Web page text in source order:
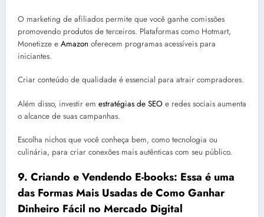
O marketing de afiliados permite que você ganhe comissões
promovendo produtos de terceiros. Plataformas como Hotmart,
Monetizze e Amazon oferecem programas acessíveis para
iniciantes.
Criar conteúdo de qualidade é essencial para atrair compradores.
Além disso, investir em estratégias de SEO e redes sociais aumenta
o alcance de suas campanhas.
Escolha nichos que você conheça bem, como tecnologia ou
culinária, para criar conexões mais autênticas com seu público.
9. Criando e Vendendo E-books: Essa é uma
das Formas Mais Usadas de Como Ganhar
Dinheiro Fácil no Mercado Digital